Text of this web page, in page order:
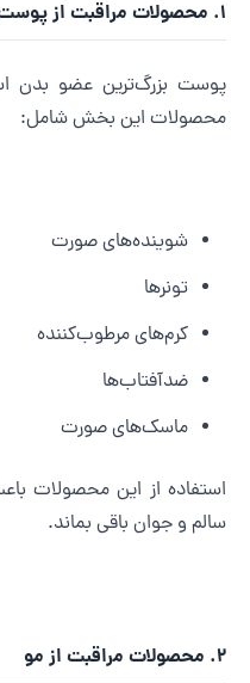
بزرگ‌ترین عضو بدن است و
این بخش شامل:
شوینده‌های صورت
تونرها
کرم‌های مرطوب‌کننده
ضدآفتاب‌ها
ماسک‌های صورت
از این محصولات
و جوان باقی بماند.